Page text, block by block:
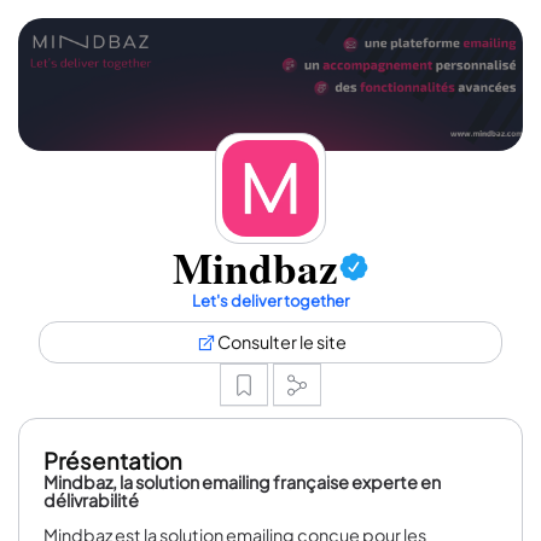
Mindbaz
Let's deliver together
Consulter le site
Présentation
Mindbaz, la solution emailing française experte en
délivrabilité
Mindbaz est la solution emailing conçue pour les